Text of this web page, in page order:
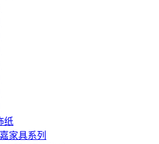
纸
家具系列